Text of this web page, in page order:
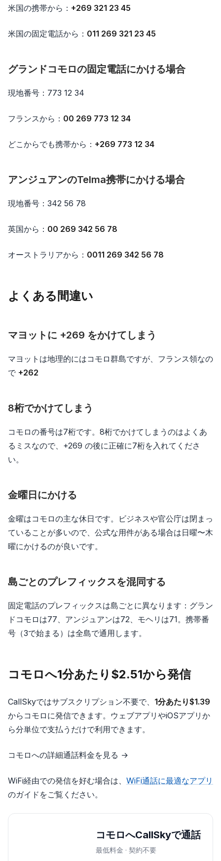
米国の携帯から： +269 321 23 45
米国の固定電話から： 011 269 321 23 45
グランドコモロの固定電話にかける場合
現地番号：773 12 34
フランスから： 00 269 773 12 34
どこからでも携帯から： +269 773 12 34
アンジュアンのTelma携帯にかける場合
現地番号：342 56 78
英国から： 00 269 342 56 78
オーストラリアから： 0011 269 342 56 78
よくある間違い
マヨットに +269 をかけてしまう
マヨットは地理的にはコモロ群島ですが、フランス領なの
で +262
8桁でかけてしまう
コモロの番号は7桁です。8桁でかけてしまうのはよくあ
るミスなので、+269 の後に正確に7桁を入れてくださ
い。
金曜日にかける
金曜はコモロの主な休日です。ビジネスや官公庁は閉まっ
ていることが多いので、公式な用件がある場合は日曜〜木
曜にかけるのが良いです。
島ごとのプレフィックスを混同する
固定電話のプレフィックスは島ごとに異なります：グラン
ドコモロは77、アンジュアンは72、モヘリは71。携帯番
号（3で始まる）は全島で通用します。
コモロへ1分あたり$2.51から発信
CallSkyではサブスクリプション不要で、 1分あたり$1.39
からコモロに発信できます。ウェブアプリやiOSアプリか
ら分単位で支払うだけで利用できます。
コモロへの詳細通話料金を見る →
WiFi経由での発信を好む場合は、 WiFi通話に最適なアプリ
のガイドをご覧ください。
コモロへCallSkyで通話
最低料金 · 契約不要